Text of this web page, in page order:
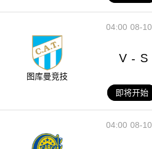
08-10
04:00
图库曼竞技
V - S
即将开始
08-10
04:00